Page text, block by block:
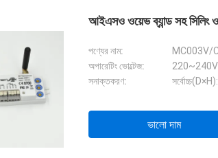
আইএসও ওয়েভ ব্যান্ড সহ
পণ্যের নাম:
MC003V/
অপারেটিং ভোল্টেজ:
সনাক্তকরণ:
ভালো দাম